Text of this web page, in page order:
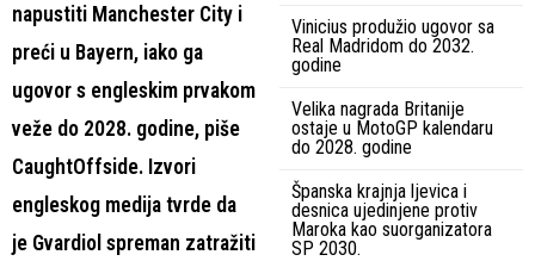
napustiti Manchester City i
preći u Bayern, iako ga
ugovor s engleskim prvakom
veže do 2028. godine, piše
CaughtOffside. Izvori
engleskog medija tvrde da
je Gvardiol spreman zatražiti
Vinicius produžio ugovor sa
Real Madridom do 2032.
godine
Velika nagrada Britanije
ostaje u MotoGP kalendaru
do 2028. godine
Španska krajnja ljevica i
desnica ujedinjene protiv
Maroka kao suorganizatora
SP 2030.